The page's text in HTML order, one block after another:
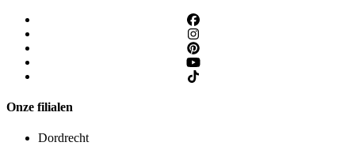
Onze filialen
Dordrecht